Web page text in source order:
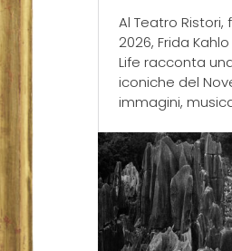
Al Teatro Ristori,
2026, Frida
Life racconta
iconiche del
immagini,